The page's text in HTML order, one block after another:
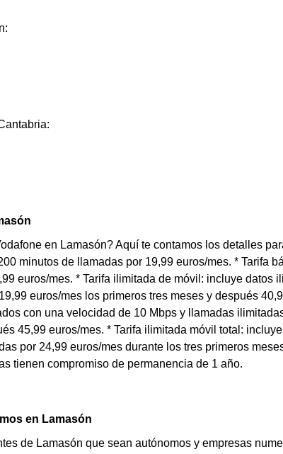
en Lamasón? Aquí te contamos los detalles
minutos de llamadas por 19,99 euros/mes. * Tarifa
euros/mes. * Tarifa ilimitada de móvil: incluye datos
euros/mes los primeros tres meses y después
con una velocidad de 10 Mbps y llamadas
45,99 euros/mes. * Tarifa ilimitada móvil total:
por 24,99 euros/mes durante los tres primeros
tienen compromiso de permanencia de 1 año.
en Lamasón
de Lamasón que sean autónomos y empresas